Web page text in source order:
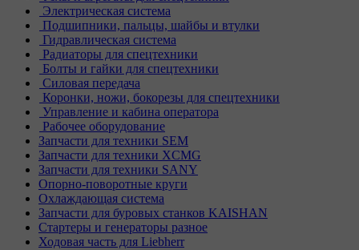
Электрическая система
Подшипники, пальцы, шайбы и втулки
Гидравлическая система
Радиаторы для спецтехники
Болты и гайки для спецтехники
Силовая передача
Коронки, ножи, бокорезы для спецтехники
Управление и кабина оператора
Рабочее оборудование
Запчасти для техники SEM
Запчасти для техники XCMG
Запчасти для техники SANY
Опорно-поворотные круги
Охлаждающая система
Запчасти для буровых станков KAISHAN
Стартеры и генераторы разное
Ходовая часть для Liebherr